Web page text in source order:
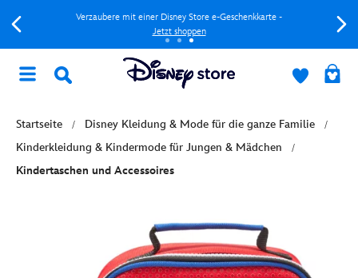
Verzaubere mit einer Disney Store e-Geschenkkarte -
Jetzt shoppen
Startseite
Disney Kleidung & Mode für die ganze Familie
Kinderkleidung & Kindermode für Jungen & Mädchen
Kindertaschen und Accessoires